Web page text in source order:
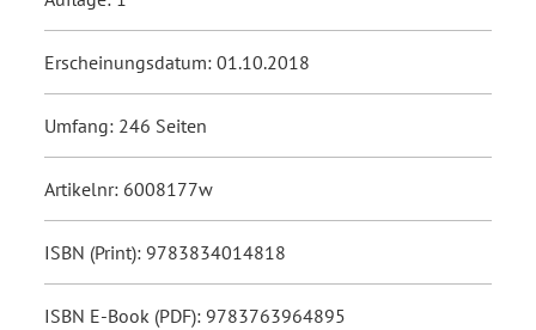
Erscheinungsdatum: 01.10.2018
Umfang: 246 Seiten
Artikelnr: 6008177w
ISBN (Print): 9783834014818
ISBN E-Book (PDF): 9783763964895